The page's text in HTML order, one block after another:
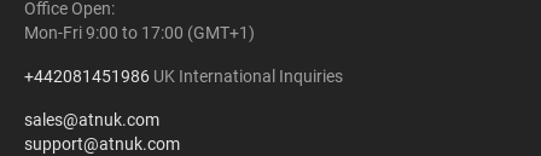
Office Open:
Mon-Fri 9:00 to 17:00 (GMT+1)
+442081451986 UK International Inquiries
sales@atnuk.com
support@atnuk.com